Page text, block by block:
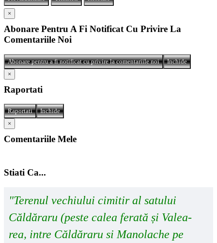
×
Abonare Pentru A Fi Notificat Cu Privire La
Comentariile Noi
Abonare pentru a fi notificat cu privire la comentariile noi
Inchide
×
Raportati
Raportati
Inchide
×
Comentariile Mele
Stiati Ca...
"Terenul vechiului cimitir al satului
Căldăraru (peste calea ferată și Valea-
rea, intre Căldăraru si Manolache pe